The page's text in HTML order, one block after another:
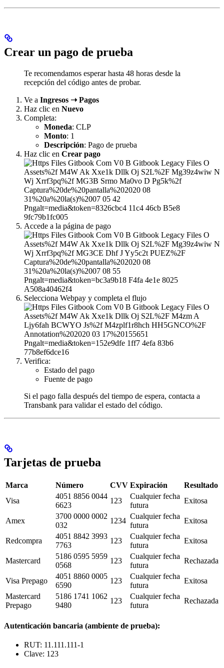
Crear un pago de prueba
Te recomendamos esperar hasta 48 horas desde la
recepción del código antes de probar.
Ve a Ingresos ➝ Pagos
Haz clic en Nuevo
Completa:
Moneda: CLP
Monto: 1
Descripción: Pago de prueba
Haz clic en Crear pago
Accede a la página de pago
Selecciona Webpay y completa el flujo
Verifica:
Estado del pago
Fuente de pago
Si el pago falla después del tiempo de espera, contacta a
Transbank para validar el estado del código.
Tarjetas de prueba
Marca Número CVV Expiración
Resultado
Visa
4051 8856 0044
6623
123
Cualquier fecha
futura
Exitosa
Amex
3700 0000 0002
032
1234
Cualquier fecha
futura
Exitosa
Redcompra
4051 8842 3993
7763
123
Cualquier fecha
futura
Exitosa
Mastercard
5186 0595 5959
0568
123
Cualquier fecha
futura
Rechazada
Visa Prepago
4051 8860 0005
6590
123
Cualquier fecha
futura
Exitosa
Mastercard
Prepago
5186 1741 1062
9480
123
Cualquier fecha
futura
Rechazada
Autenticación bancaria (ambiente de prueba):
RUT: 11.111.111-1
Clave: 123